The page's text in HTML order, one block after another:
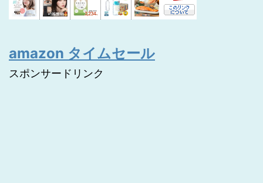
amazon タイムセール
スポンサードリンク